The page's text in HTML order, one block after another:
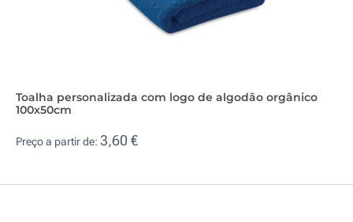
Toalha personalizada com logo de algodão orgânico
100x50cm
Preço a partir de: 3,60 €